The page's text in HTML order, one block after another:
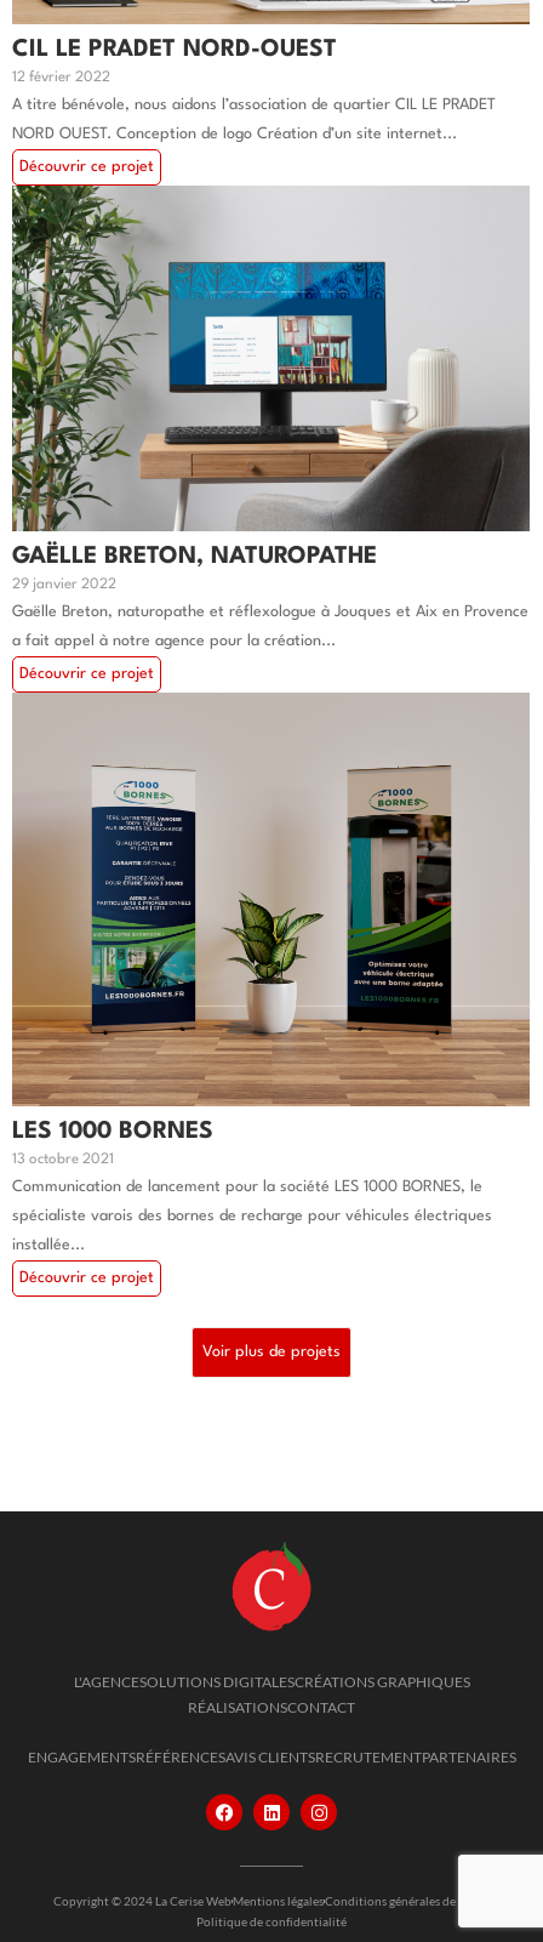
CIL LE PRADET NORD-OUEST
12 février 2022
A titre bénévole, nous aidons l’association de quartier CIL LE PRADET
NORD OUEST. Conception de logo Création d’un site internet...
Découvrir ce projet
GAËLLE BRETON, NATUROPATHE
29 janvier 2022
Gaëlle Breton, naturopathe et réflexologue à Jouques et Aix en Provence
a fait appel à notre agence pour la création...
Découvrir ce projet
LES 1000 BORNES
13 octobre 2021
Communication de lancement pour la société LES 1000 BORNES, le
spécialiste varois des bornes de recharge pour véhicules électriques
installée...
Découvrir ce projet
Voir plus de projets
L'AGENCESOLUTIONS DIGITALESCRÉATIONS GRAPHIQUES
RÉALISATIONSCONTACT
ENGAGEMENTSRÉFÉRENCESAVIS CLIENTSRECRUTEMENTPARTENAIRES
Copyright © 2024 La Cerise Web Mentions légalesConditions générales de vente
Politique de confidentialité